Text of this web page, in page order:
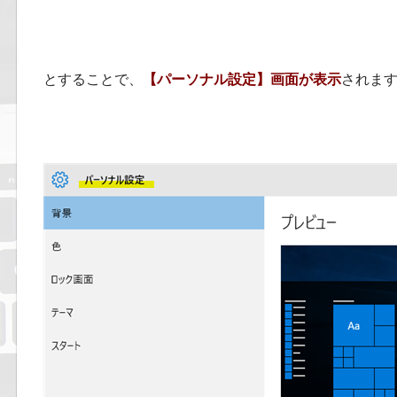
とすることで、 【パーソナル設定】画面が表示されま